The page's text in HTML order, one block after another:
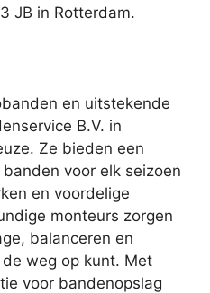
JB in Rotterdam.
en uitstekende
B.V. in
Ze bieden een
voor elk seizoen
en voordelige
monteurs zorgen
balanceren en
weg op kunt. Met
voor bandenopslag